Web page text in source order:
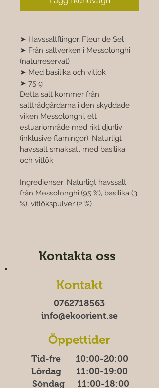
➤ Havssaltflingor, Fleur de Sel
➤ Från saltverken i Messolonghi
(naturreservat)
➤ Med basilika och vitlök
➤ 75 g
Detta salt kommer från
saltträdgårdarna i den skyddade
viken Messolonghi, ett
estuariområde med rikt djurliv
(inklusive flamingor). Naturligt
havssalt smaksatt med basilika
och vitlök.
Ingredienser: Naturligt havssalt
från Messolonghi (95 %), basilika (3
%), vitlökspulver (2 %)
Kontakta oss
Kontakt
0762718563
info@ekoorient.se​​
Öppettider
Tid-fre 10:00-20​​​:00
Lördag 11:00-19:00
Söndag 11:00-18:00